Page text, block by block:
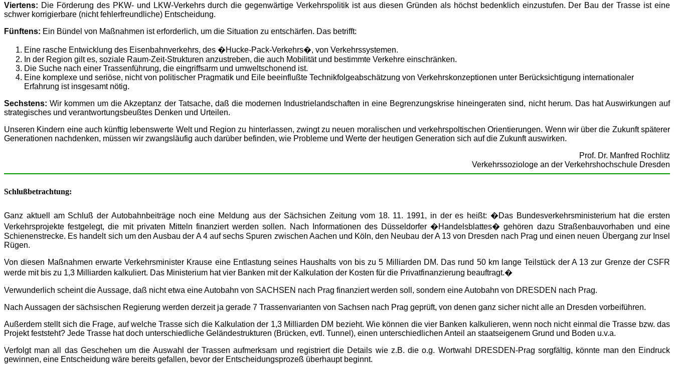
Viertens: Die Förderung des PKW- und LKW-Verkehrs durch die gegenwärtige Verkehrspolitik ist aus diesen Gründen als höchst bedenklich einzustufen. Der Bau der Trasse ist eine
schwer korrigierbare (nicht fehlerfreundliche) Entscheidung.
Fünftens: Ein Bündel von Maßnahmen ist erforderlich, um die Situation zu entschärfen. Das betrifft:
Eine rasche Entwicklung des Eisenbahnverkehrs, des �Hucke-Pack-Verkehrs�, von Verkehrssystemen.
In der Region gilt es, soziale Raum-Zeit-Strukturen anzustreben, die auch Mobilität und bestimmte Verkehre einschränken.
Die Suche nach einer Trassenführung, die eingriffsarm und umweltschonend ist.
Eine komplexe und seriöse, nicht von politischer Pragmatik und Eile beeinflußte Technikfolgeabschätzung von Verkehrskonzeptionen unter Berücksichtigung internationaler
Erfahrung ist insgesamt nötig.
Sechstens: Wir kommen um die Akzeptanz der Tatsache, daß die modernen Industrielandschaften in eine Begrenzungskrise hineingeraten sind, nicht herum. Das hat Auswirkungen auf
strategisches und verantwortungsbeußtes Denken und Urteilen.
Unseren Kindern eine auch künftig lebenswerte Welt und Region zu hinterlassen, zwingt zu neuen moralischen und verkehrspoltischen Orientierungen. Wenn wir über die Zukunft späterer
Generationen nachdenken, müssen wir zwangsläufig auch darüber befinden, wie Probleme und Werte der heutigen Generation sich auf die Zukunft auswirken.
Prof. Dr. Manfred Rochlitz
Verkehrssoziologe an der Verkehrshochschule Dresden
Schlußbetrachtung:
Ganz aktuell am Schluß der Autobahnbeiträge noch eine Meldung aus der Sächsichen Zeitung vom 18. 11. 1991, in der es heißt: �Das Bundesverkehrsministerium hat die ersten
Verkehrsprojekte festgelegt, die mit privaten Mitteln finanziert werden sollen. Nach Informationen des Düsseldorfer �Handelsblattes� gehören dazu Straßenbauvorhaben und eine
Schienenstrecke. Es handelt sich um den Ausbau der A 4 auf sechs Spuren zwischen Aachen und Köln, den Neubau der A 13 von Dresden nach Prag und einen neuen Übergang zur Insel
Rügen.
Von diesen Maßnahmen erwarte Verkehrsminister Krause eine Entlastung seines Haushalts von bis zu 5 Milliarden DM. Das rund 50 km lange Teilstück der A 13 zur Grenze der CSFR
werde mit bis zu 1,3 Milliarden kalkuliert. Das Ministerium hat vier Banken mit der Kalkulation der Kosten für die Privatfinanzierung beauftragt.�
Verwunderlich scheint die Aussage, daß nicht etwa eine Autobahn von SACHSEN nach Prag finanziert werden soll, sondern eine Autobahn von DRESDEN nach Prag.
Nach Aussagen der sächsischen Regierung werden derzeit ja gerade 7 Trassenvarianten von Sachsen nach Prag geprüft, von denen ganz sicher nicht alle an Dresden vorbeiführen.
Außerdem stellt sich die Frage, auf welche Trasse sich die Kalkulation der 1,3 Milliarden DM bezieht. Wie können die vier Banken kalkulieren, wenn noch nicht einmal die Trasse bzw. das
Projekt feststeht? Jede Trasse hat doch unterschiedliche Geländestrukturen (Brücken, evtl. Tunnel), einen unterschiedlichen Anteil an staatseigenem Grund und Boden u.v.a.
Verfolgt man all das Geschehen um die Auswahl der Trassen aufmerksam und registriert die Details wie z.B. die o.g. Wortwahl DRESDEN-Prag sorgfältig, könnte man den Eindruck
gewinnen, eine Entscheidung wäre bereits gefallen, bevor der Entscheidungsprozeß überhaupt beginnt.